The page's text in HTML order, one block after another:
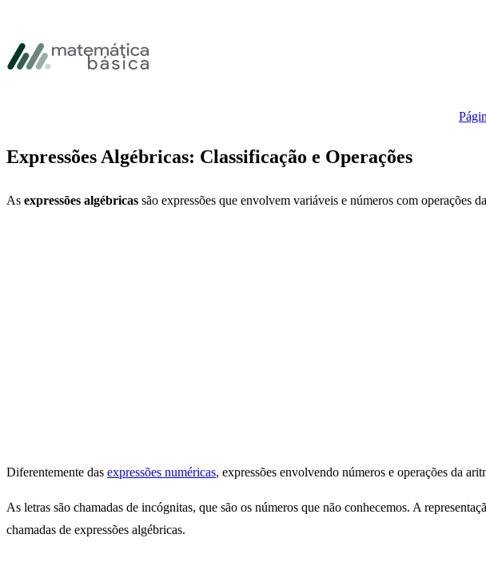
Pular Rodapé
Expressões Algébricas: Classificação e Operações
As expressões algébricas são expressões que envolvem variáveis e números com operações
Diferentemente das expressões numéricas, expressões envolvendo números e operações da
As letras são chamadas de incógnitas, que são os números que não conhecemos. A
chamadas de expressões algébricas.